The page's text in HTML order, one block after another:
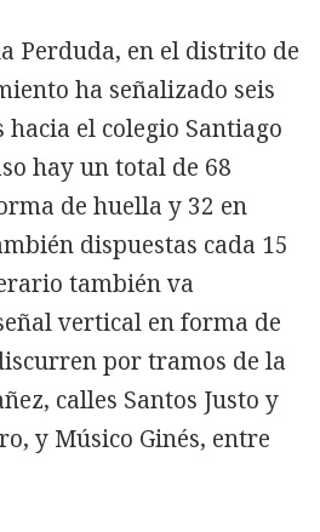
Perduda, en el distrito de
ha señalizado seis
el colegio Santiago
hay un total de 68
de huella y 32 en
dispuestas cada 15
también va
vertical en forma de
por tramos de la
calles Santos Justo y
y Músico Ginés, entre